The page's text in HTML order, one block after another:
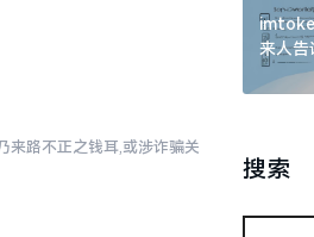
来路不正之钱耳,或涉诈骗关
来人告
搜索